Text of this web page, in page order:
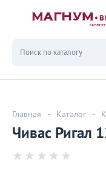
Главная - Каталог -
Чивас Ригал